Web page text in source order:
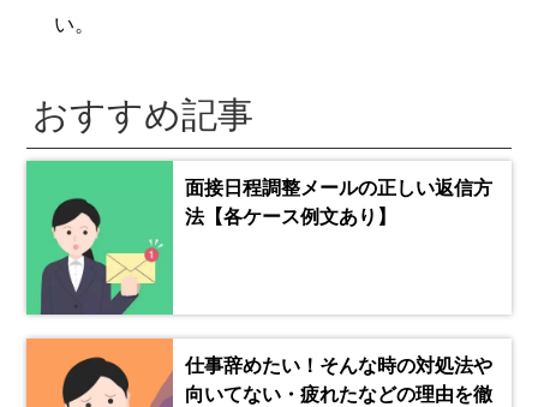
い。
おすすめ記事
面接日程調整メールの正しい返信方
法【各ケース例文あり】
仕事辞めたい！そんな時の対処法や
向いてない・疲れたなどの理由を徹